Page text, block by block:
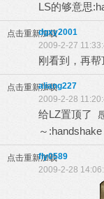
LS的够意思
点击重新加载dgxy2001
2009-2-27
刚看到，再
点击重新加载aliang227
2009-2-28
给LZ置顶了
～:handshake
点击重新加载
fly0589
2009-2-28